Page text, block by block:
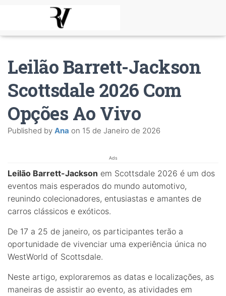
Leilão Barrett-Jackson
Scottsdale 2026 Com
Opções Ao Vivo
Published by Ana on 15 de Janeiro de 2026
Ads
Leilão Barrett-Jackson em Scottsdale 2026 é um dos
eventos mais esperados do mundo automotivo,
reunindo colecionadores, entusiastas e amantes de
carros clássicos e exóticos.
De 17 a 25 de janeiro, os participantes terão a
oportunidade de vivenciar uma experiência única no
WestWorld of Scottsdale.
Neste artigo, exploraremos as datas e localizações, as
maneiras de assistir ao evento, as atividades em